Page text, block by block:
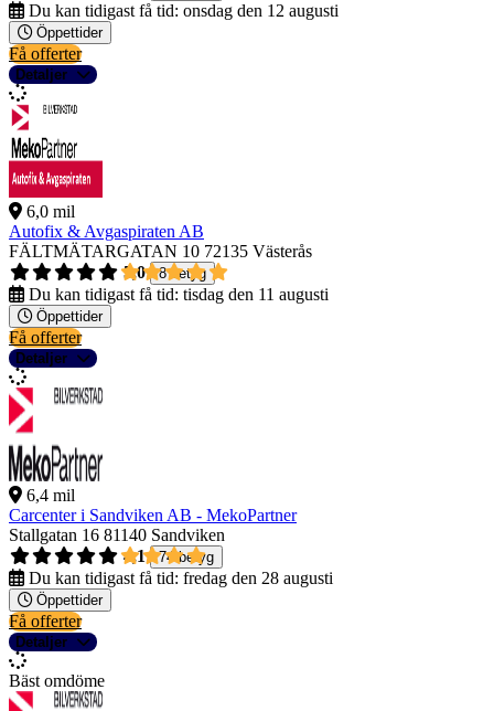
Du kan tidigast få tid: onsdag den 12 augusti
Öppettider
Få offerter
Detaljer
6,0 mil
Autofix & Avgaspiraten AB
FÄLTMÄTARGATAN 10 72135 Västerås
5,0
8 betyg
Du kan tidigast få tid: tisdag den 11 augusti
Öppettider
Få offerter
Detaljer
6,4 mil
Carcenter i Sandviken AB - MekoPartner
Stallgatan 16 81140 Sandviken
4,1
74 betyg
Du kan tidigast få tid: fredag den 28 augusti
Öppettider
Få offerter
Detaljer
Bäst omdöme